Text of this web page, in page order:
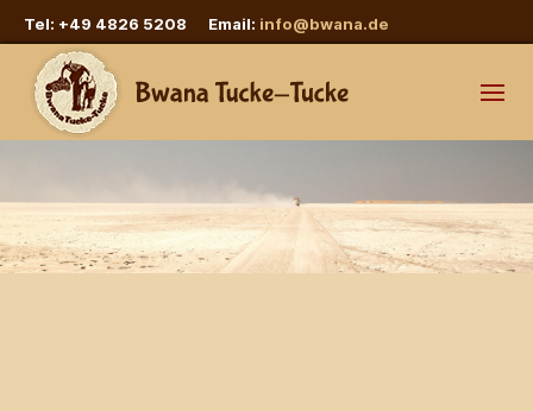
Tel: +49 4826 5208 Email: info@bwana.de